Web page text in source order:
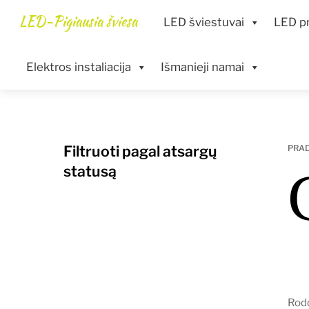
LED-Pigiausia šviesa LED šviestuvai LED
Elektros instaliacija Išmanieji namai
Filtruoti pagal atsargų
statusą